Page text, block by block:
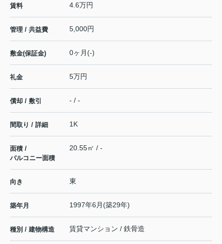
賃料 4.6万円
管理 / 共益費 5,000円
敷金(保証金) 0ヶ月(-)
礼金 5万円
償却 / 敷引 - / -
間取り / 詳細 1K
面積 /
バルコニー面積
20.55㎡ / -
向き 東
築年月 1997年6月(築29年)
種別 / 建物構造 賃貸マンション / 鉄骨造